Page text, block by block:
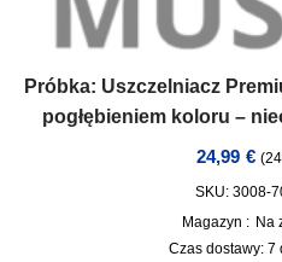
Próbka: Uszczelniacz
pogłębieniem koloru –
24,99 € (
SKU: 3008-
Magazyn : Na
Czas dostawy: 7